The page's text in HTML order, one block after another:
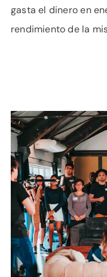
gasta el dinero en
rendimiento de la